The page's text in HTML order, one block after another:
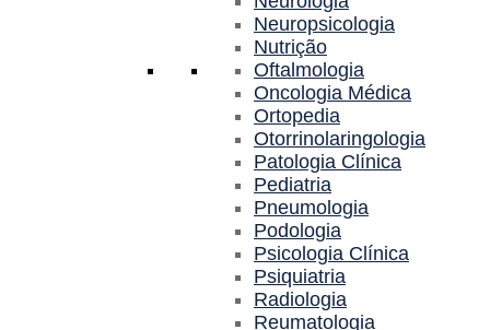
Neuropsicologia
Nutrição
Oftalmologia
Oncologia Médica
Ortopedia
Otorrinolaringologia
Patologia Clínica
Pediatria
Pneumologia
Podologia
Psicologia Clínica
Psiquiatria
Radiologia
Reumatologia